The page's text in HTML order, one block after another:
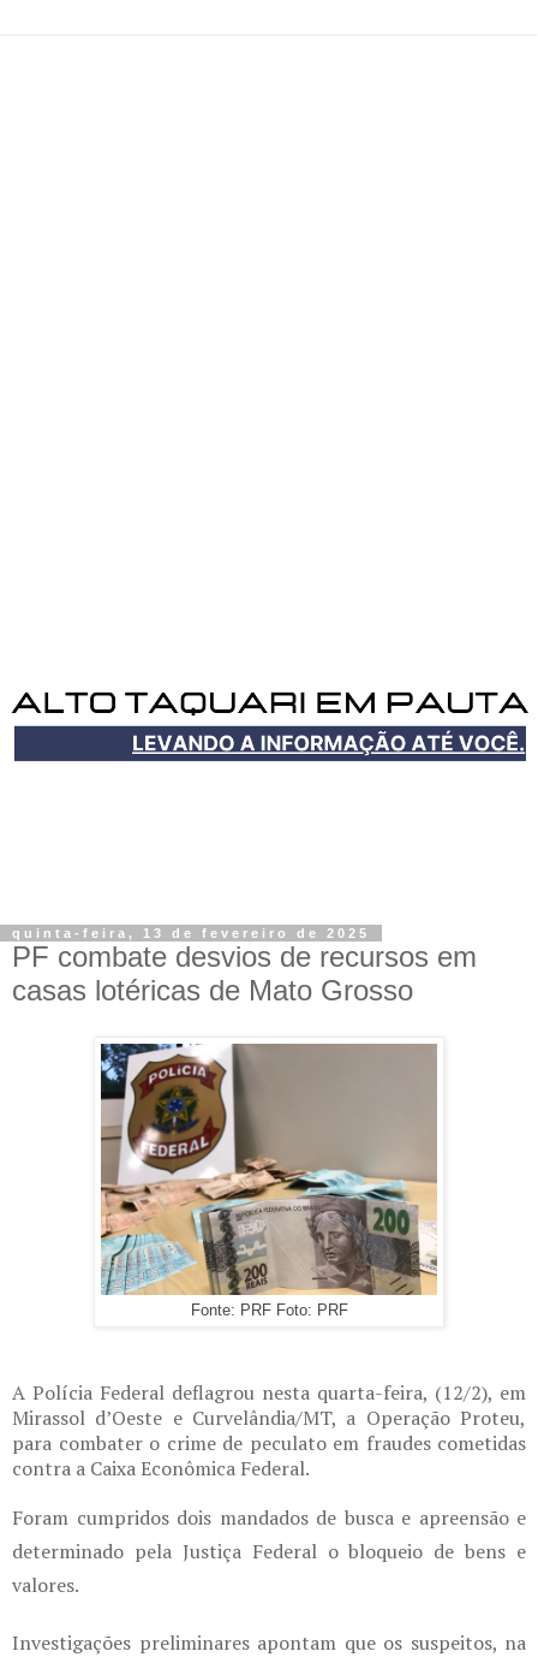
quinta-feira, 13 de fevereiro de 2025
PF combate desvios de recursos em
casas lotéricas de Mato Grosso
Fonte: PRF Foto: PRF
A Polícia Federal deflagrou nesta quarta-feira, (12/2), em
Mirassol d’Oeste e Curvelândia/MT, a Operação Proteu,
para combater o crime de peculato em fraudes cometidas
contra a Caixa Econômica Federal.
Foram cumpridos dois mandados de busca e apreensão e
determinado pela Justiça Federal o bloqueio de bens e
valores.
Investigações preliminares apontam que os suspeitos, na